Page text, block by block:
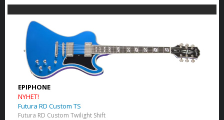
EPIPHONE
NYHET!
Futura RD Custom TS
Futura RD Custom Twilight Shift